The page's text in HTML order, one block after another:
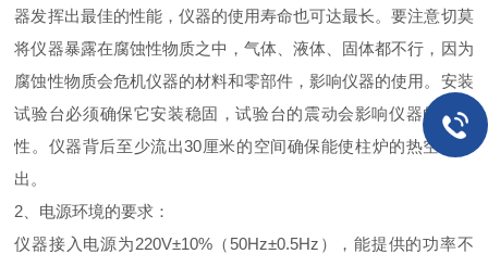
器发挥出最佳的性能，仪器的使用寿命也可达最长。要注意切莫
将仪器暴露在腐蚀性物质之中，气体、液体、固体都不行，因为
腐蚀性物质会危机仪器的材料和零部件，影响仪器的使用。安装
试验台必须确保它安装稳固，试验台的震动会影响仪器的稳定
性。仪器背后至少流出30厘米的空间确保能使柱炉的热空气排
出。
2、电源环境的要求：
仪器接入电源为220V±10%（50Hz±0.5Hz），能提供的功率不